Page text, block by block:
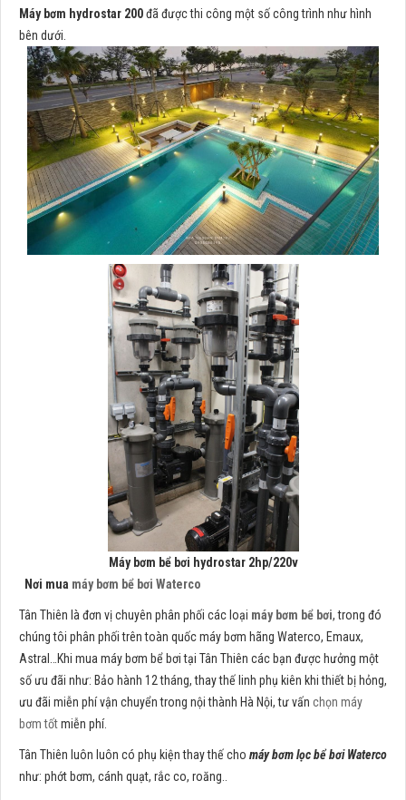
Máy bơm hydrostar 200đã được thi công một số công trình như hình
bên dưới.
Máy bơm bể bơi hydrostar 2hp/220v
Nơi mua máy bơm bể bơi Waterco
Tân Thiên là đơn vị chuyên phân phối các loại máy bơm bể bơi, trong đó
chúng tôi phân phối trên toàn quốc máy bơm hãng Waterco, Emaux,
Astral…Khi mua máy bơm bể bơi tại Tân Thiên các bạn được hưởng một
số ưu đãi như: Bảo hành 12 tháng, thay thế linh phụ kiên khi thiết bị hỏng,
ưu đãi miễn phí vận chuyển trong nội thành Hà Nội, tư vấn chọn máy
bơm tốtmiễn phí.
Tân Thiên luôn luôn có phụ kiện thay thế cho máy bơm lọc bể bơi Waterco
như: phớt bơm, cánh quạt, rắc co, roăng..